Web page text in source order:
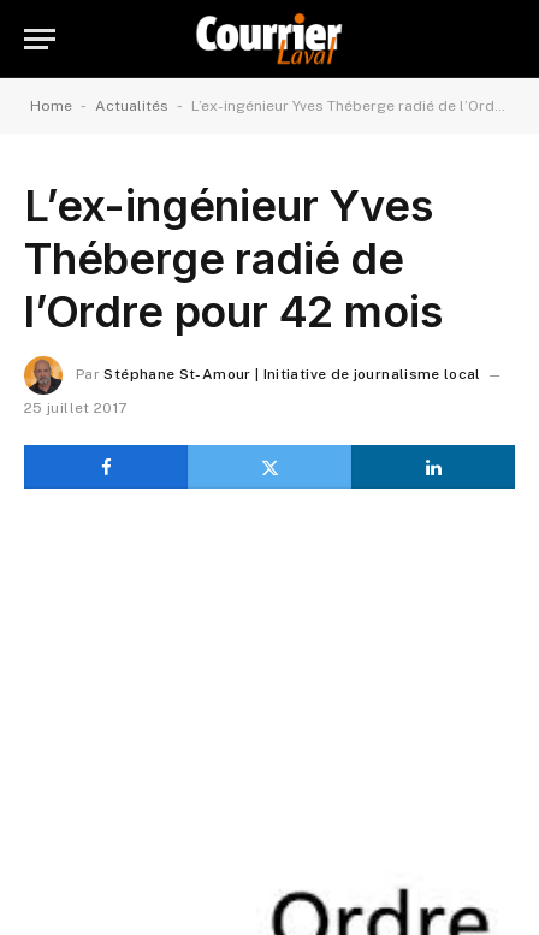
Home - Actualités - L’ex-ingénieur Yves Théberge radié de l’Ordre pour 42 mois
L’ex-ingénieur Yves
Théberge radié de
l’Ordre pour 42 mois
Par Stéphane St-Amour | Initiative de journalisme local
25 juillet 2017